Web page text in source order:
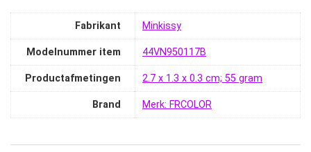
Fabrikant ‎Minkissy
Modelnummer item ‎44VN950117B
Productafmetingen ‎2.7 x 1.3 x 0.3 cm; 55 gram
Brand Merk: FRCOLOR